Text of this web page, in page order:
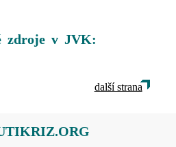
zdroje v JVK:
další strana